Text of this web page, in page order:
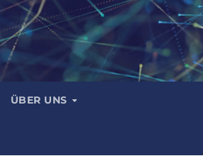
ÜBER UNS